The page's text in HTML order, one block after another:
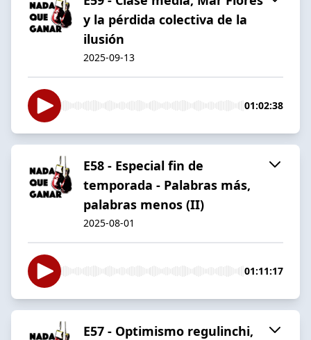
y la pérdida colectiva de la
ilusión
2025-09-13
01:02:38
E58 - Especial fin de
temporada - Palabras más,
palabras menos (II)
2025-08-01
01:11:17
E57 - Optimismo regulinchi,